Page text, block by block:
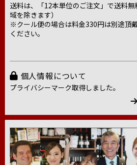
送料は、「12本単位のご注文」で送料
域を除きます）
※クール便の場合は料金330円は別途頂
ください。
個人情報について
プライバシーマーク取得しました。